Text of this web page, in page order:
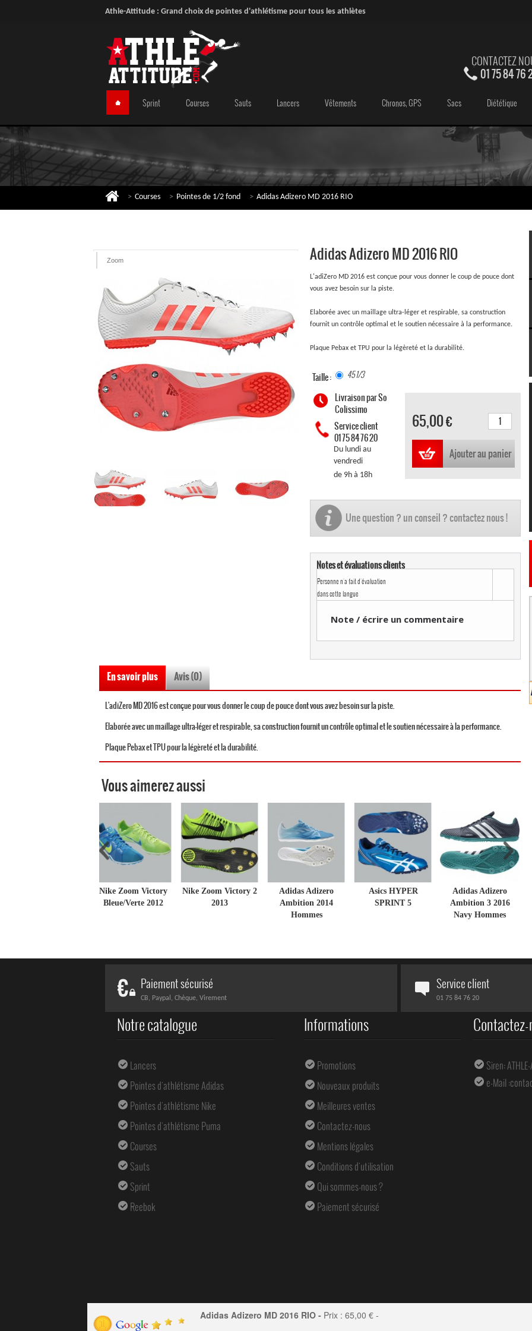
Athle-Attitude : Grand choix de pointes d'athlétisme pour tous les athlètes
CONTACTEZ
01 75 84 76
Sprint Courses Sauts Lancers Vêtements Chronos, GPS Sacs Diététique
> Courses > Pointes de 1/2 fond > Adidas Adizero MD 2016 RIO
Zoom Adidas Adizero MD 2016 RIO
L'adiZero MD 2016 est conçue pour vous donner le coup de pouce dont
vous avez besoin sur la piste.
Elaborée avec un maillage ultra-léger et respirable, sa construction
fournit un contrôle optimal et le soutien nécessaire à la performance.
Plaque Pebax et TPU pour la légèreté et la durabilité.
Taille : 45 1/3
Livraison par So
Colissimo
Service client
01 75 84 76 20
Du lundi au
vendredi
de 9h à 18h
65,00 €
Ajouter au panier
Une question ? un conseil ? contactez nous !
Notes et évaluations clients
Personne n'a fait d'évaluation
dans cette langue
Note / écrire un commentaire
En savoir plus Avis (0)
L'adiZero MD 2016 est conçue pour vous donner le coup de pouce dont vous avez besoin sur la piste.
Elaborée avec un maillage ultra-léger et respirable, sa construction fournit un contrôle optimal et le soutien nécessaire à la performance.
Plaque Pebax et TPU pour la légèreté et la durabilité.
Vous aimerez aussi
Nike Zoom Victory
Bleue/Verte 2012
Nike Zoom Victory 2
2013
Adidas Adizero
Ambition 2014
Hommes
Asics HYPER
SPRINT 5
Adidas Adizero
Ambition 3 2016
Navy Hommes
Paiement sécurisé
CB, Paypal, Chèque, Virement
Service client
01 75 84 76 20
Notre catalogue
Lancers
Pointes d'athlétisme Adidas
Pointes d'athlétisme Nike
Pointes d'athlétisme Puma
Courses
Sauts
Sprint
Reebok
Informations
Promotions
Nouveaux produits
Meilleures ventes
Contactez-nous
Mentions légales
Conditions d'utilisation
Qui sommes-nous ?
Paiement sécurisé
Siren:
e-Mail :
Adidas Adizero MD 2016 RIO - Prix : 65,00 € -